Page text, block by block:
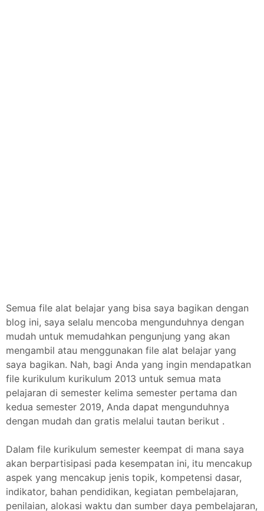
Semua file alat belajar yang bisa saya bagikan dengan
blog ini, saya selalu mencoba mengunduhnya dengan
mudah untuk memudahkan pengunjung yang akan
mengambil atau menggunakan file alat belajar yang
saya bagikan. Nah, bagi Anda yang ingin mendapatkan
file kurikulum kurikulum 2013 untuk semua mata
pelajaran di semester kelima semester pertama dan
kedua semester 2019, Anda dapat mengunduhnya
dengan mudah dan gratis melalui tautan berikut .
Dalam file kurikulum semester keempat di mana saya
akan berpartisipasi pada kesempatan ini, itu mencakup
aspek yang mencakup jenis topik, kompetensi dasar,
indikator, bahan pendidikan, kegiatan pembelajaran,
penilaian, alokasi waktu dan sumber daya pembelajaran,